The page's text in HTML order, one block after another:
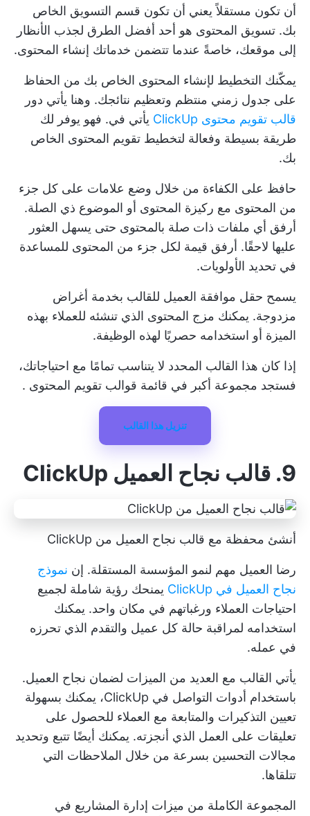
أن تكون مستقلاً يعني أن تكون قسم التسويق الخاص
بك. تسويق المحتوى هو أحد أفضل الطرق لجذب الأنظار
إلى موقعك، خاصةً عندما تتضمن خدماتك إنشاء المحتوى.
يمكّنك التخطيط لإنشاء المحتوى الخاص بك من الحفاظ
على جدول زمني منتظم وتعظيم نتائجك. وهنا يأتي دور
قالب تقويم محتوى ClickUp
يأتي في. فهو يوفر لك
طريقة بسيطة وفعالة لتخطيط تقويم المحتوى الخاص
بك.
حافظ على الكفاءة من خلال وضع علامات على كل جزء
من المحتوى مع ركيزة المحتوى أو الموضوع ذي الصلة.
أرفق أي ملفات ذات صلة بالمحتوى حتى يسهل العثور
عليها لاحقًا. أرفق قيمة لكل جزء من المحتوى للمساعدة
في تحديد الأولويات.
يسمح حقل موافقة العميل للقالب بخدمة أغراض
مزدوجة. يمكنك مزج المحتوى الذي تنشئه للعملاء بهذه
الميزة أو استخدامه حصريًا لهذه الوظيفة.
إذا كان هذا القالب المحدد لا يتناسب تمامًا مع احتياجاتك،
فستجد مجموعة أكبر في قائمة قوالب تقويم المحتوى .
تنزيل هذا القالب
9. قالب نجاح العميل ClickUp
أنشئ محفظة مع قالب نجاح العميل من ClickUp
رضا العميل مهم لنمو المؤسسة المستقلة. إن نموذج
نجاح العميل في ClickUp
يمنحك رؤية شاملة لجميع
احتياجات العملاء ورغباتهم في مكان واحد. يمكنك
استخدامه لمراقبة حالة كل عميل والتقدم الذي تحرزه
في عمله.
يأتي القالب مع العديد من الميزات لضمان نجاح العميل.
باستخدام أدوات التواصل في ClickUp، يمكنك بسهولة
تعيين التذكيرات والمتابعة مع العملاء للحصول على
تعليقات على العمل الذي أنجزته. يمكنك أيضًا تتبع وتحديد
مجالات التحسين بسرعة من خلال الملاحظات التي
تتلقاها.
المجموعة الكاملة من ميزات إدارة المشاريع في